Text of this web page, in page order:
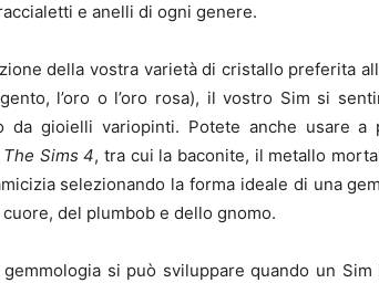
e anelli di ogni genere.
della vostra varietà di cristallo preferita
l’oro o l’oro rosa), il vostro Sim si
da gioielli variopinti. Potete anche usare
The Sims 4, tra cui la baconite, il metallo
selezionando la forma ideale di una
del plumbob e dello gnomo.
gemmologia si può sviluppare quando un